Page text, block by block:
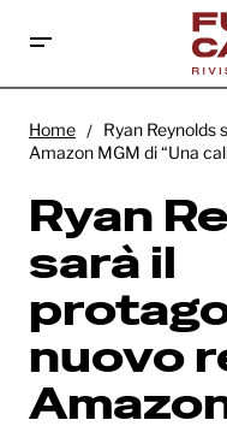
nuovo remake
calibro 20 per lo
Home
Ryan Reynolds
Amazon MGM di “Una
Ryan
sarà il
nuovo